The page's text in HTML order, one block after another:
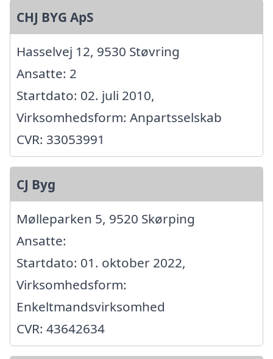
CHJ BYG ApS
Hasselvej 12, 9530 Støvring
Ansatte: 2
Startdato: 02. juli 2010,
Virksomhedsform: Anpartsselskab
CVR: 33053991
CJ Byg
Mølleparken 5, 9520 Skørping
Ansatte:
Startdato: 01. oktober 2022,
Virksomhedsform:
Enkeltmandsvirksomhed
CVR: 43642634